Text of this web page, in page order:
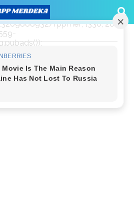
|| {cmd: []};
{
rppmer', [336, 280],
});